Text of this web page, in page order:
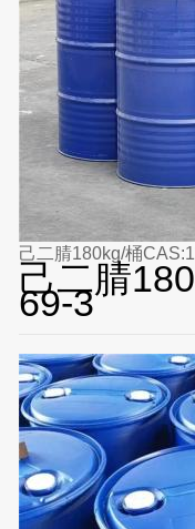
己二腈180kg/桶
己二腈
69-3